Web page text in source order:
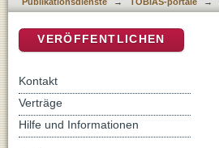
VERÖFFENTLICHEN
Kontakt
Verträge
Hilfe und Informationen